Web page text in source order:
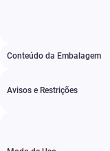
Conteúdo da Embalagem
Avisos e Restrições